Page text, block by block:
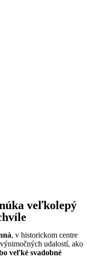
veľkolepý
, v historickom centre
udalostí, ako
veľké svadobné